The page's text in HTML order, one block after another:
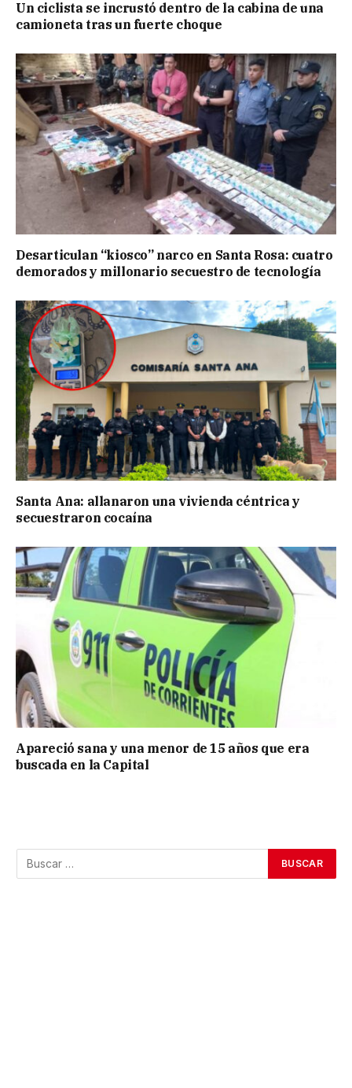
Un ciclista se incrustó dentro de la cabina de una
camioneta tras un fuerte choque
Desarticulan “kiosco” narco en Santa Rosa: cuatro
demorados y millonario secuestro de tecnología
Santa Ana: allanaron una vivienda céntrica y
secuestraron cocaína
Apareció sana y una menor de 15 años que era
buscada en la Capital